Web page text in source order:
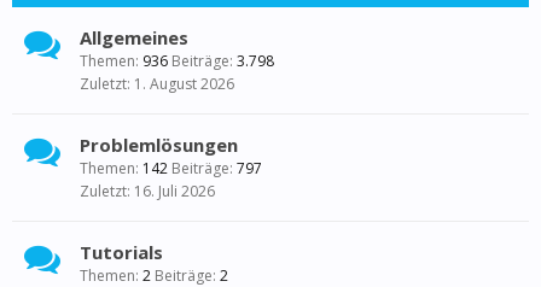
Allgemeines
Themen: 936 Beiträge: 3.798
1. August 2026
Problemlösungen
Themen: 142 Beiträge: 797
16. Juli 2026
Tutorials
Themen: 2 Beiträge: 2